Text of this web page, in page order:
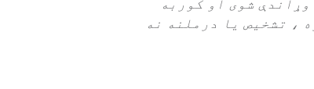
، تشخیص یا درملنه نه